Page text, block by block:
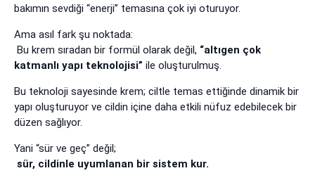
bakımın sevdiği “enerji” temasına çok iyi oturuyor.
Ama asıl fark şu noktada:
Bu krem sıradan bir formül olarak değil, “altıgen çok
katmanlı yapı teknolojisi” ile oluşturulmuş.
Bu teknoloji sayesinde krem; ciltle temas ettiğinde dinamik bir
yapı oluşturuyor ve cildin içine daha etkili nüfuz edebilecek bir
düzen sağlıyor.
Yani “sür ve geç” değil;
sür, cildinle uyumlanan bir sistem kur.